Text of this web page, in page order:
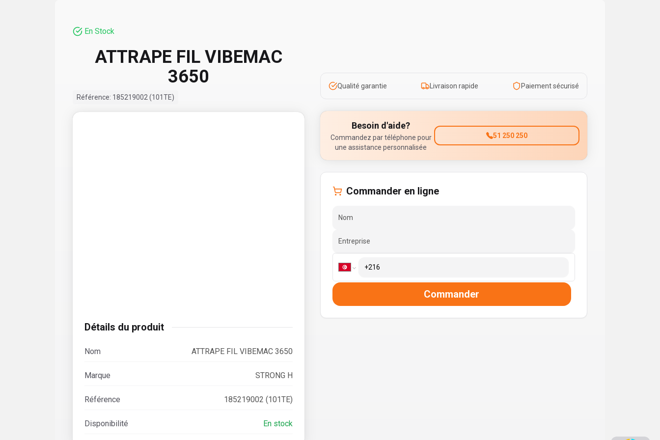
En Stock
ATTRAPE FIL VIBEMAC
3650
Référence: 185219002 (101TE)
Détails du produit
Nom ATTRAPE FIL VIBEMAC 3650
Marque STRONG H
Référence 185219002 (101TE)
Disponibilité En stock
Qualité garantie Livraison rapide Paiement sécurisé
Besoin d'aide?
Commandez par téléphone pour
une assistance personnalisée
51 250 250
Commander en ligne
Nom
Entreprise
Commander